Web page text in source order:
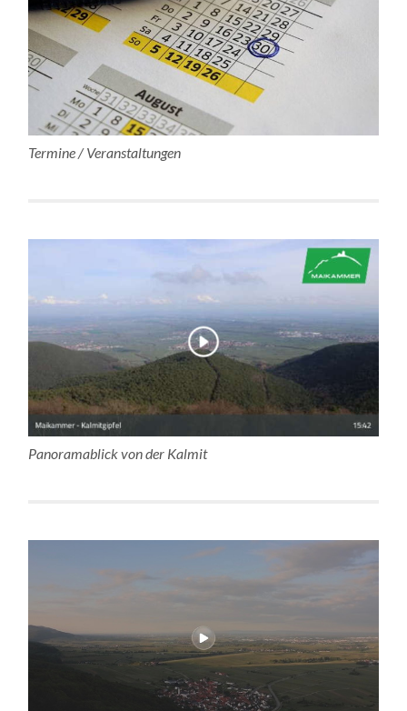
Termine / Veranstaltungen
Panoramablick von der Kalmit